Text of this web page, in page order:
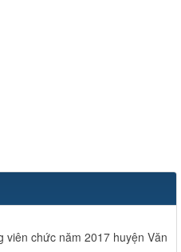
chức năm 2017 huyện Văn